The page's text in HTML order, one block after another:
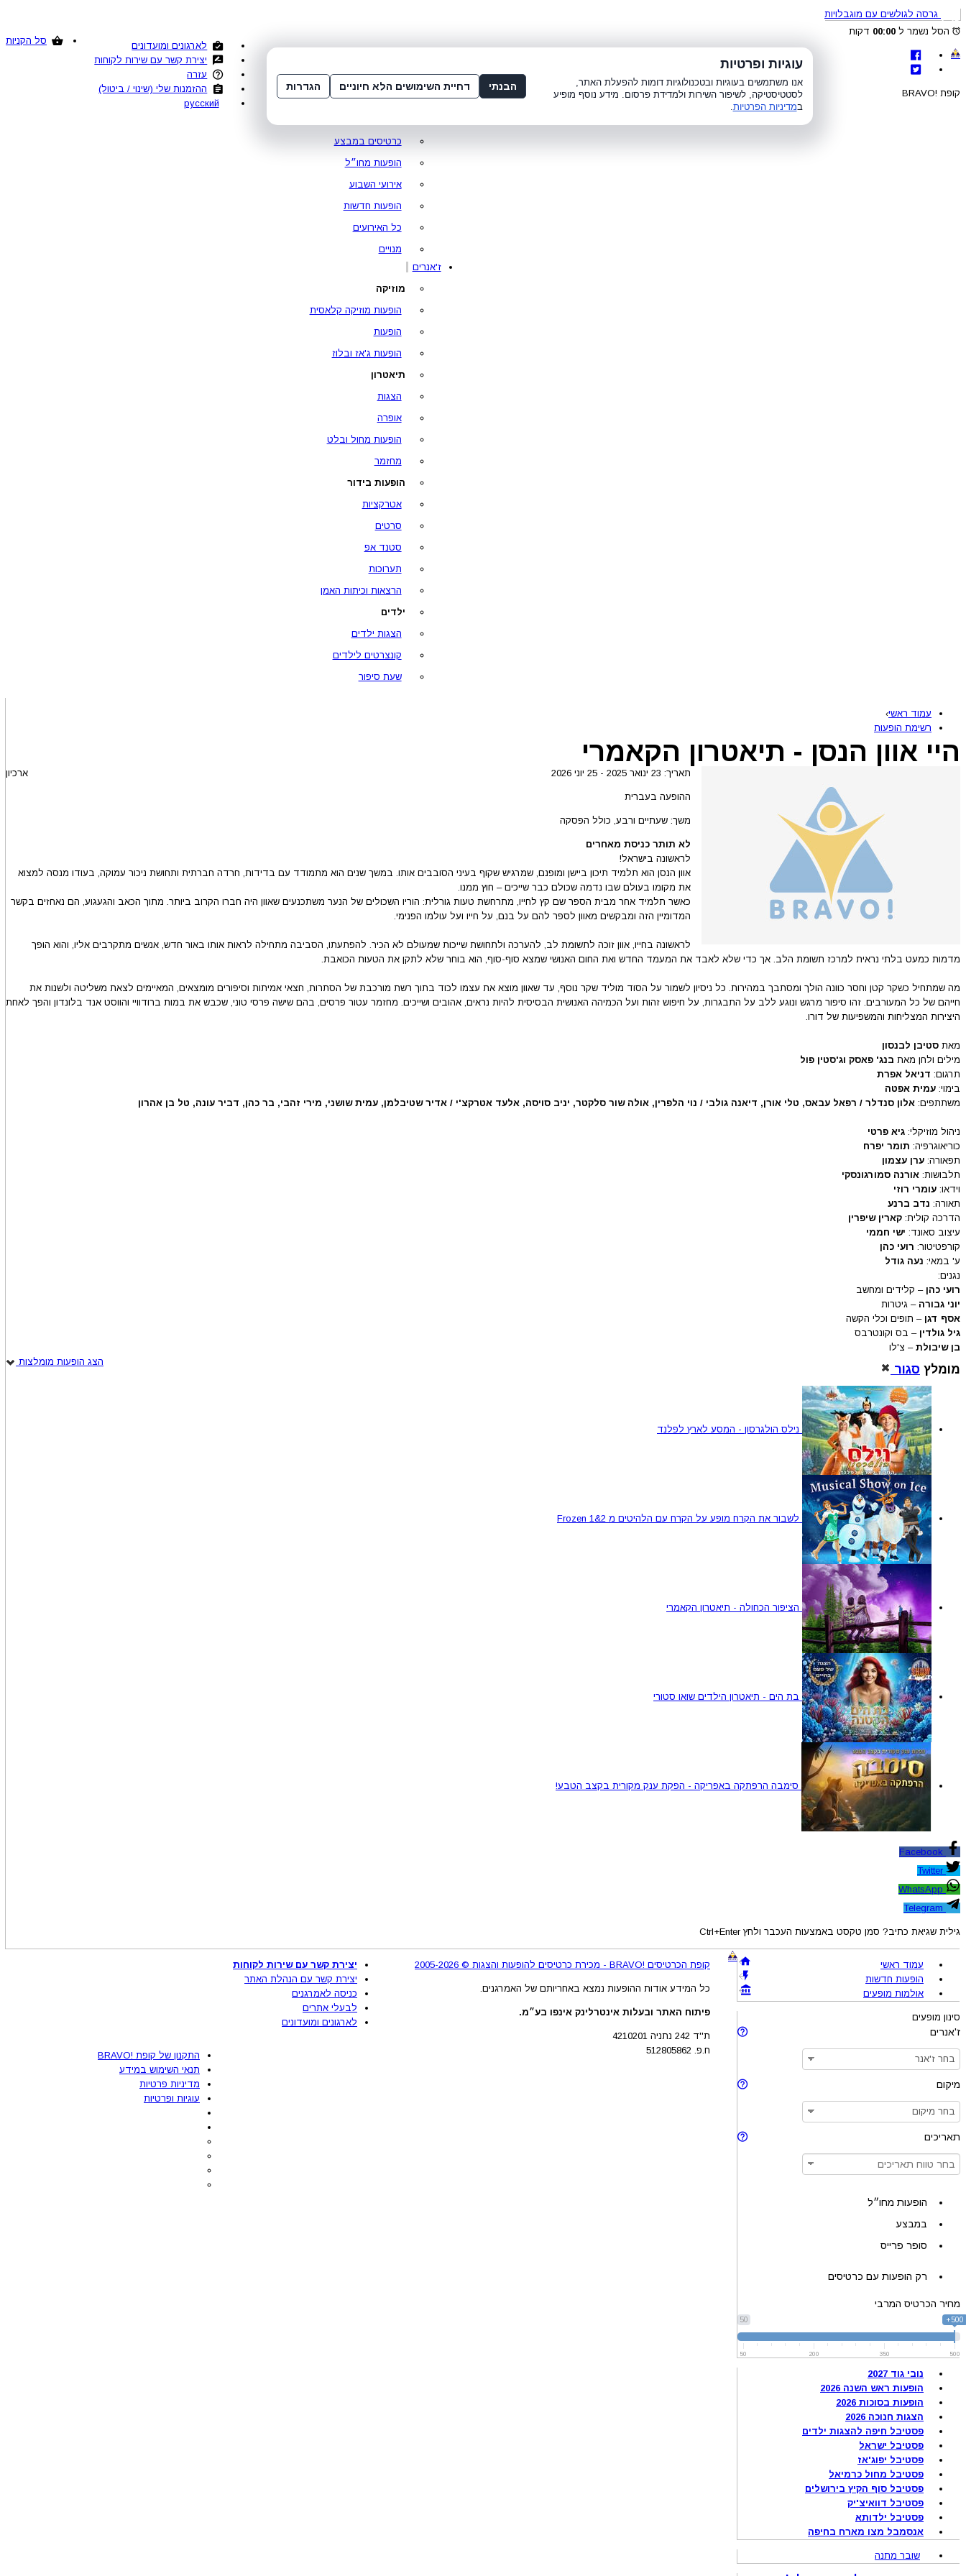
גרסה לגולשים עם מוגבלויות
סל הקניות
הסל נשמר ל 00:00 דקות
קופת !BRAVO
עמוד ראשי
סופר פרייס
כרטיסים במבצע
הופעות מחו״ל
אירועי השבוע
הופעות חדשות
כל האירועים
מנויים
ז'אנרים
מוזיקה
הופעות מוזיקה קלאסית
הופעות
הופעות ג'אז ובלוז
תיאטרון
הצגות
אופרה
הופעות מחול ובלט
מחזמר
הופעות בידור
אטרקציות
סרטים
סטנד אפ
תערוכות
הרצאות וכיתות האמן
ילדים
הצגות ילדים
קונצרטים לילדים
שעת סיפור
לארגונים ומועדונים
יצירת קשר עם שירות לקוחות
עזרה
ההזמנות שלי (שינוי / ביטול)
русский
עמוד ראשי›
רשימת הופעות
היי אוון הנסן - תיאטרון הקאמרי
ארכיון תאריך: 23 ינואר 2025 - 25 יוני 2026
ההופעה בעברית
משך: שעתיים ורבע, כולל הפסקה
לא תותר כניסת מאחרים
לראשונה בישראל!
אוון הנסן הוא תלמיד תיכון ביישן ומופנם, שמרגיש שקוף בעיני הסובבים אותו. במשך שנים הוא מתמודד עם בדידות, חרדה חברתית ותחושת ניכור עמוקה, בעודו מנסה למצוא
את מקומו בעולם שבו נדמה שכולם כבר שייכים – חוץ ממנו.
כאשר תלמיד אחר מבית הספר שם קץ לחייו, מתרחשת טעות גורלית: הוריו השכולים של הנער משתכנעים שאוון היה חברו הקרוב ביותר. מתוך הכאב והגעגוע, הם נאחזים בקשר
המדומיין הזה ומבקשים מאוון לספר להם על בנם, על חייו ועל עולמו הפנימי.
לראשונה בחייו, אוון זוכה לתשומת לב, להערכה ולתחושת שייכות שמעולם לא הכיר. להפתעתו, הסביבה מתחילה לראות אותו באור חדש, אנשים מתקרבים אליו, והוא הופך
מדמות כמעט בלתי נראית למרכז תשומת הלב. אך כדי שלא לאבד את המעמד החדש ואת החום האנושי שמצא סוף-סוף, הוא בוחר שלא לתקן את הטעות הכואבת.
מה שמתחיל כשקר קטן וחסר כוונה הולך ומסתבך במהירות. כל ניסיון לשמור על הסוד מוליד שקר נוסף, עד שאוון מוצא את עצמו לכוד בתוך רשת מורכבת של הסתרות, חצאי אמיתות וסיפורים מומצאים, המאיימים לצאת משליטה ולשנות את
חייהם של כל המעורבים. זהו סיפור מרגש ונוגע ללב על התבגרות, על חיפוש זהות ועל הכמיהה האנושית הבסיסית להיות נראים, אהובים ושייכים. מחזמר עטור פרסים, בהם שישה פרסי טוני, שכבש את במות ברודוויי והווסט אנד בלונדון והפך לאחת
היצירות המצליחות והמשפיעות של דורו.
מאת סטיבן לבנסון
מילים ולחן מאת בנג' פאסק וג'סטין פול
תרגום: דניאל אפרת
בימוי: עמית אפטה
משתתפים: אלון סנדלר / רפאל עבאס, טלי אורן, דיאנה גולבי / נוי הלפרין, אולה שור סלקטר, יניב סויסה, אלעד אטרקצ'י / אדיר שטיבלמן, עמית שושני, מירי זהבי, בר כהן, דביר עונה, טל בן אהרון
ניהול מוזיקלי: גיא פרטי
כוריאוגרפיה: תומר יפרח
תפאורה: ערן עצמון
תלבושות: אורנה סמורגונסקי
וידאו: עומרי רוזי
תאורה: נדב ברנע
הדרכה קולית: קארין שיפרין
עיצוב סאונד: ישי חממי
קורפטיטור: רועי כהן
ע' במאי: נעה גודל
נגנים:
רועי כהן – קלידים ומחשב
יוני גבורה– גיטרות
אסף דגן – תופים וכלי הקשה
גיל גולדין– בס וקונטרבס
בן שיבולת – צ'לו
הצג הופעות מומלצות
מומלץ סגור
נילס הולגרסון - המסע לארץ לפלנד
לשבור את הקרח מופע על הקרח עם הלהיטים מ Frozen 1&2
הציפור הכחולה - תיאטרון הקאמרי
בת הים - תיאטרון הילדים שואו סטורי
סימבה הרפתקה באפריקה - הפקת ענק מקורית בקצב הטבע!
גילית שגיאת כתיב? סמן טקסט באמצעות העכבר ולחץ Ctrl+Enter
עמוד ראשי
הופעות חדשות
אולמות מופעים
סינון מופעים
ז'אנרים
מיקום
תאריכים
הופעות מחו״ל
במבצע
סופר פרייס
רק הופעות עם כרטיסים
מחיר הכרטיס המרבי
50 500+
50 200 350 500
נובי גוד 2027
הופעות ראש השנה 2026
הופעות בסוכות 2026
הצגות חנוכה 2026
פסטיבל חיפה להצגות ילדים
פסטיבל ישראל
פסטיבל יפוג'אז
פסטיבל מחול כרמיאל
פסטיבל סוף הקיץ בירושלים
פסטיבל דוואיצ'יק
פסטיבל ילדותא
אנסמבל מצו מארח בחיפה
שובר מתנה
קופת הכרטיסים !BRAVO - מכירת כרטיסים להופעות והצגות © 2005-2026
כל המידע אודות ההופעות נמצא באחריותם של האמרגנים.
פיתוח האתר ובעלות אינטרלינק אינפו בע״מ.
ת''ד 242 נתניה 4210201
ח.פ. 512805862
יצירת קשר עם שירות לקוחות
יצירת קשר עם הנהלת האתר
כניסה לאמרגנים
לבעלי אתרים
לארגונים ומועדונים
התקנון של קופת !BRAVO
תנאי השימוש במידע
מדיניות פרטיות
עוגיות ופרטיות
עוגיות ופרטיות
אנו משתמשים בעוגיות ובטכנולוגיות דומות להפעלת האתר,
לסטטיסטיקה, לשיפור השירות ולמדידת פרסום. מידע נוסף מופיע
במדיניות הפרטיות.
הבנתי דחיית השימושים הלא חיוניים הגדרות